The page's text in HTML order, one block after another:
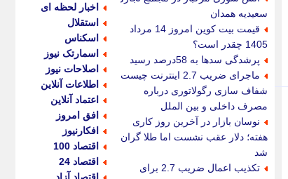
سعیدیه همدان
قیمت بیت کوین امروز 14 مرداد
1405 چقدر است؟
پرشدگی سدها به 58درصد رسید
ماجرای ضریب 2.7 اینترنت چیست؟
شفاف سازی رگولاتوری درباره
مصرف داخلی و بین الملل
نوسان بازار در آخرین روز کاری
هفته؛ دلار عقب نشست اما طلا گران
شد
تکذیب اعمال ضریب 2.7 برای
اخبار لحظه ای
استقلال
اسکناس
اسمارتک نیوز
اصلاحات نیوز
اطلاعات آنلاین
اعتماد آنلاین
افق امروز
افکارنیوز
اقتصاد 100
اقتصاد 24